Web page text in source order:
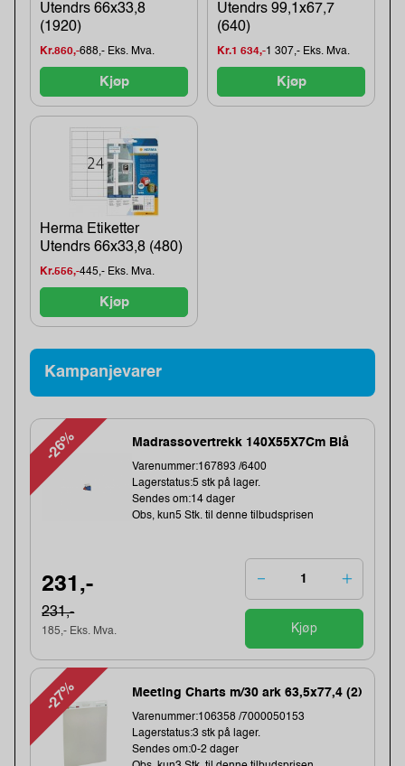
Utendrs 66x33,8
(1920)
Kr.860,-688,- Eks. Mva.
Kjøp
Utendrs 99,1x67,7
(640)
Kr.1 634,-1 307,- Eks. Mva.
Kjøp
Herma Etiketter
Utendrs 66x33,8 (480)
Kr.556,-445,- Eks. Mva.
Kjøp
Kampanjevarer
-26% Madrassovertrekk 140X55X7Cm Blå
Varenummer:167893 /6400
Lagerstatus:5 stk på lager.
Sendes om:14 dager
Obs, kun5 Stk. til denne tilbudsprisen
231,-
231,-
185,- Eks. Mva. Kjøp
-27% Meeting Charts m/30 ark 63,5x77,4 (2)
Varenummer:106358 /7000050153
Lagerstatus:3 stk på lager.
Sendes om:0-2 dager